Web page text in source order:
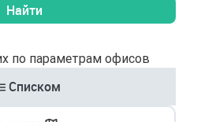
Найти
по параметрам офисов
Списком